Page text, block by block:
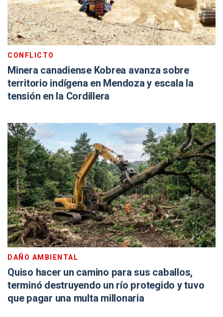
CONFLICTO
Minera canadiense Kobrea avanza sobre
territorio indígena en Mendoza y escala la
tensión en la Cordillera
DAÑO AMBIENTAL
Quiso hacer un camino para sus caballos,
terminó destruyendo un río protegido y tuvo
que pagar una multa millonaria